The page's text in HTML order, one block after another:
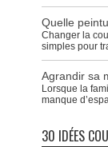
Quelle
Changer la
simples pour
Agrandir sa
Lorsque la
manque
30 IDÉES